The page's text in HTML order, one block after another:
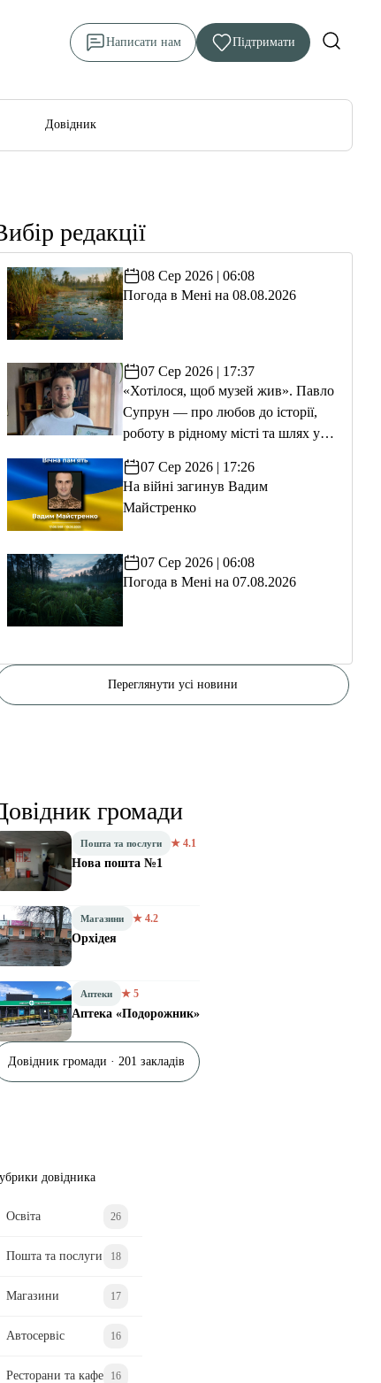
Написати нам Підтримати
Довідник
редакції
08 Сер 2026 | 06:08
Погода в Мені на 08.08.2026
07 Сер 2026 | 17:37
«Хотілося, щоб музей жив». Павло
Супрун — про любов до історії,
роботу в рідному місті та шлях у
07 Сер 2026 | 17:26
На війні загинув Вадим
Майстренко
07 Сер 2026 | 06:08
Погода в Мені на 07.08.2026
Переглянути усі новини
громади
Пошта та послуги ★ 4.1
Нова пошта №1
Магазини ★ 4.2
Орхідея
Аптеки ★ 5
Аптека «Подорожник»
Довідник громади · 201 закладів
довідника
Освіта 26
Пошта та послуги 18
Магазини 17
Автосервіс 16
Ресторани та кафе 16